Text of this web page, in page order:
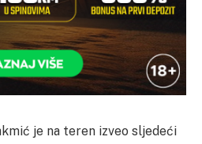
je na teren izveo sljedeći